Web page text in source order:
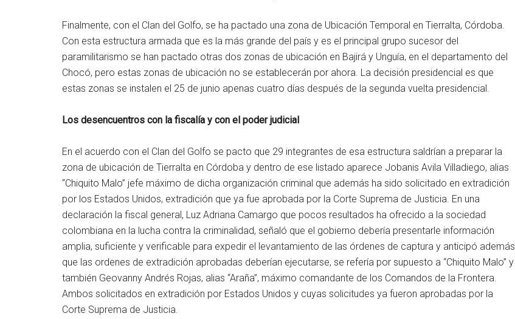
Finalmente, con el Clan del Golfo, se ha pactado una zona de Ubicación Temporal en Tierralta, Córdoba.
Con esta estructura armada que es la más grande del país y es el principal grupo sucesor del
paramilitarismo se han pactado otras dos zonas de ubicación en Bajirá y Unguía, en el departamento del
Chocó, pero estas zonas de ubicación no se establecerán por ahora. La decisión presidencial es que
estas zonas se instalen el 25 de junio apenas cuatro días después de la segunda vuelta presidencial.
Los desencuentros con la fiscalía y con el poder judicial
En el acuerdo con el Clan del Golfo se pacto que 29 integrantes de esa estructura saldrían a preparar la
zona de ubicación de Tierralta en Córdoba y dentro de ese listado aparece Jobanis Avila Villadiego, alias
“Chiquito Malo” jefe máximo de dicha organización criminal que además ha sido solicitado en extradición
por los Estados Unidos, extradición que ya fue aprobada por la Corte Suprema de Justicia. En una
declaración la fiscal general, Luz Adriana Camargo que pocos resultados ha ofrecido a la sociedad
colombiana en la lucha contra la criminalidad, señaló que el gobierno debería presentarle información
amplia, suficiente y verificable para expedir el levantamiento de las órdenes de captura y anticipó además
que las ordenes de extradición aprobadas deberían ejecutarse, se refería por supuesto a “Chiquito Malo” y
también Geovanny Andrés Rojas, alias “Araña”, máximo comandante de los Comandos de la Frontera.
Ambos solicitados en extradición por Estados Unidos y cuyas solicitudes ya fueron aprobadas por la
Corte Suprema de Justicia.